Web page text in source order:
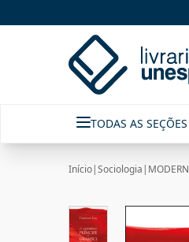
TODAS AS SEÇÕES
Início|Sociologia |